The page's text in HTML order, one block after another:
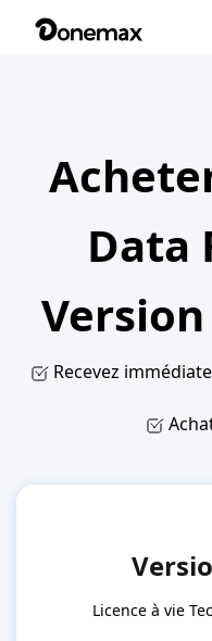
Data
Recevez
Licence à vie